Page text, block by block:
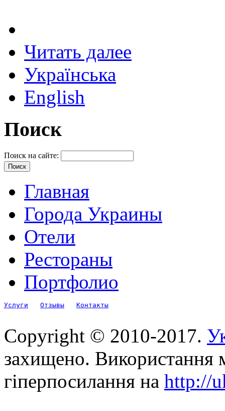
Читать далее
Українська
English
Поиск
Поиск на сайте:
Главная
Города Украины
Отели
Рестораны
Портфолио
Услуги Отзывы Контакты
Copyright © 2010-2017.
захищено. Використання
гіперпосилання на http://